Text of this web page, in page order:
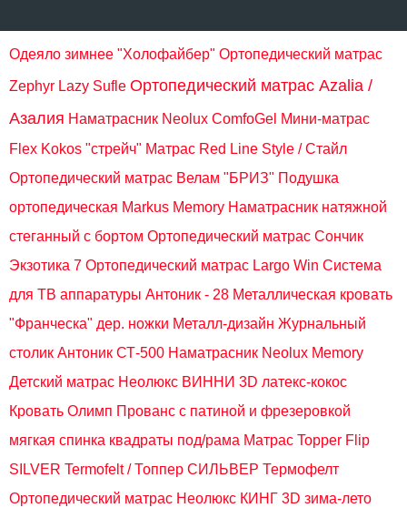
Одеяло зимнее "Холофайбер" Ортопедический матрас
Zephyr Lazy Sufle Ортопедический матрас Azalia /
Азалия Наматрасник Neolux ComfoGel Мини-матрас
Flex Kokos "стрейч" Матрас Red Line Style / Стайл
Ортопедический матрас Велам "БРИЗ" Подушка
ортопедическая Markus Memory Наматрасник натяжной
стеганный с бортом Ортопедический матрас Сончик
Экзотика 7 Ортопедический матрас Largo Win Система
для ТВ аппаратуры Антоник - 28 Металлическая кровать
"Франческа" дер. ножки Металл-дизайн Журнальный
столик Антоник СТ-500 Наматрасник Neolux Memory
Детский матрас Неолюкс ВИННИ 3D латекс-кокос
Кровать Олимп Прованс с патиной и фрезеровкой
мягкая спинка квадраты под/рама Матрас Topper Flip
SILVER Termofelt / Топпер СИЛЬВЕР Термофелт
Ортопедический матрас Неолюкс КИНГ 3D зима-лето